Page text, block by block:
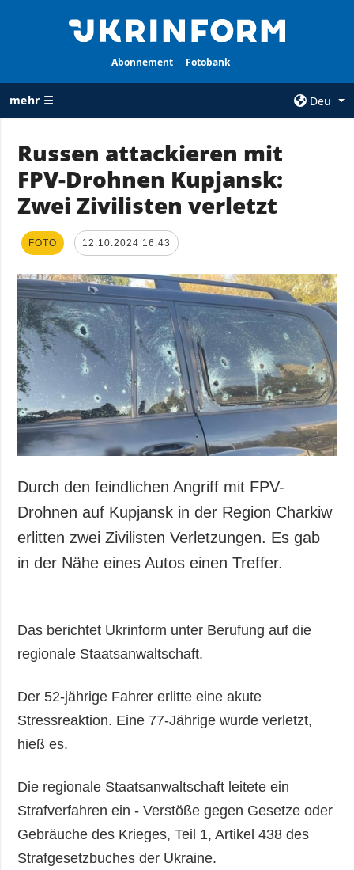
Abonnement Fotobank
mehr ☰
Deu
ALLE
RUBRIKEN
Krieg
Wiederaufbau
Politik
Wirtschaft
Militär
Gesellschaft und
Sport
Kriminalität
Notstand und
AGENTUR
Über uns
Politik zur
Vertraulichkeit
und zum Schutz
personenbezogener
Daten
ZUSÄTZLICH
Veröffentlichungen
Interview
LEISTUNGEN
Abonnement
Fotobank
Russen attackieren mit
FPV-Drohnen Kupjansk:
Zwei Zivilisten verletzt
FOTO 12.10.2024 16:43
Durch den feindlichen Angriff mit FPV-
Drohnen auf Kupjansk in der Region Charkiw
erlitten zwei Zivilisten Verletzungen. Es gab
in der Nähe eines Autos einen Treffer.
Das berichtet Ukrinform unter Berufung auf die
regionale Staatsanwaltschaft.
Der 52-jährige Fahrer erlitte eine akute
Stressreaktion. Eine 77-Jährige wurde verletzt,
hieß es.
Die regionale Staatsanwaltschaft leitete ein
Strafverfahren ein - Verstöße gegen Gesetze oder
Gebräuche des Krieges, Teil 1, Artikel 438 des
Strafgesetzbuches der Ukraine.